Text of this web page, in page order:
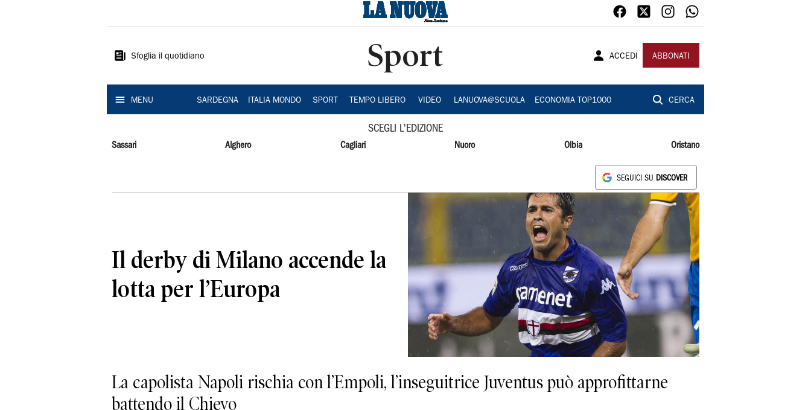
Sardegna
Sfoglia il quotidiano Sport ACCEDI ABBONATI
MENU SARDEGNA ITALIA MONDO SPORT TEMPO LIBERO VIDEO LANUOVA@SCUOLA ECONOMIA TOP1000 CERCA
SCEGLI L'EDIZIONE
Sassari Alghero Cagliari Nuoro Olbia Oristano
SEGUICI SU DISCOVER
Il derby di Milano accende la
lotta per l’Europa
La capolista Napoli rischia con l’Empoli, l’inseguitrice Juventus può approfittarne
battendo il Chievo